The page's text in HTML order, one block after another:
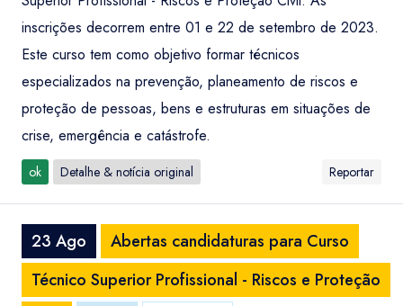
inscrições decorrem entre 01 e 22 de setembro de 2023.
Este curso tem como objetivo formar técnicos
especializados na prevenção, planeamento de riscos e
proteção de pessoas, bens e estruturas em situações de
crise, emergência e catástrofe.
ok Detalhe & notícia original Reportar
23 Ago
Abertas candidaturas para Curso
Técnico Superior Profissional - Riscos e Proteção